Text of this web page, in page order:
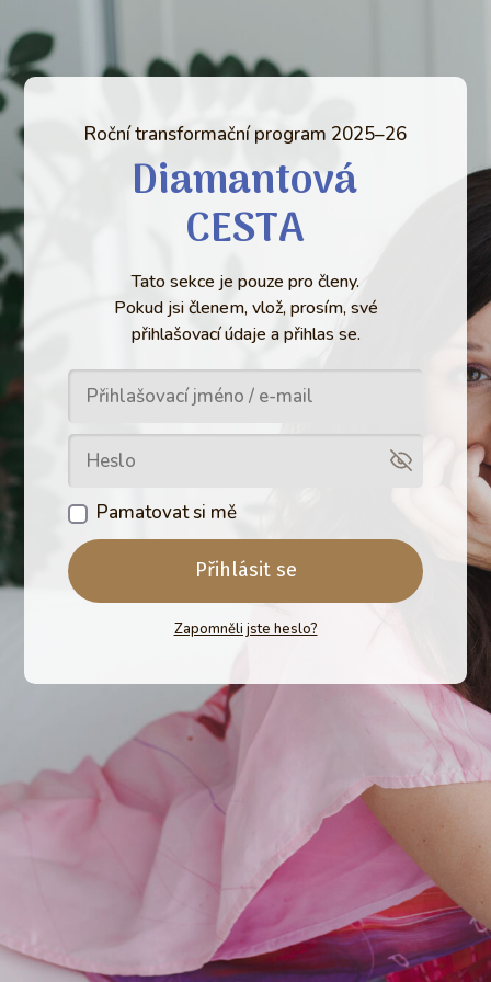
Roční transformační program 2025–26
Diamantová
CESTA
Tato sekce je pouze pro členy.
Pokud jsi členem, vlož, prosím, své
přihlašovací údaje a přihlas se.
Pamatovat si mě
Přihlásit se
Zapomněli jste heslo?